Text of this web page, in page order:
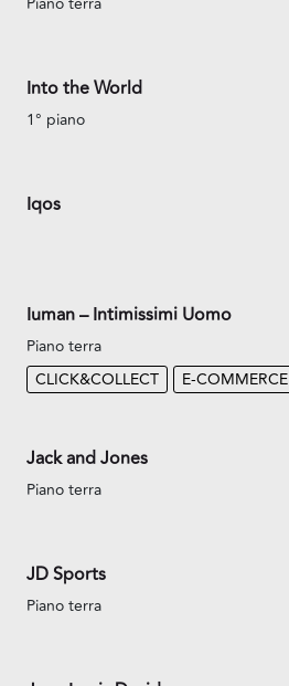
Into the World
1° piano
Iqos
Iuman – Intimissimi Uomo
Piano terra
CLICK&COLLECT
E-COMMERCE
Jack and Jones
Piano terra
JD Sports
Piano terra